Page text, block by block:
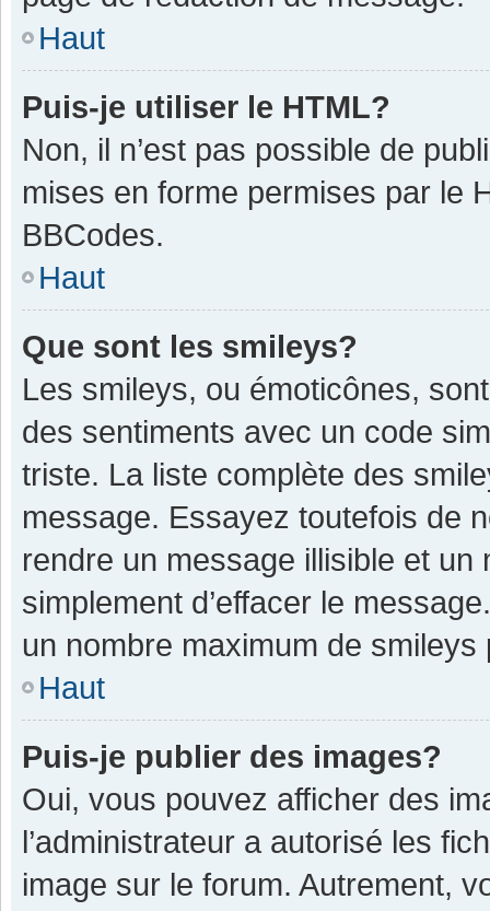
Haut
Puis-je utiliser le HTML?
Non, il n’est pas possible de
mises en forme permises par le
BBCodes.
Haut
Que sont les smileys?
Les smileys, ou émoticônes,
des sentiments avec un code
triste. La liste complète des
message. Essayez toutefois de
rendre un message illisible et
simplement d’effacer le
un nombre maximum de smileys
Haut
Puis-je publier des images?
Oui, vous pouvez afficher des
l’administrateur a autorisé les
image sur le forum. Autrement,